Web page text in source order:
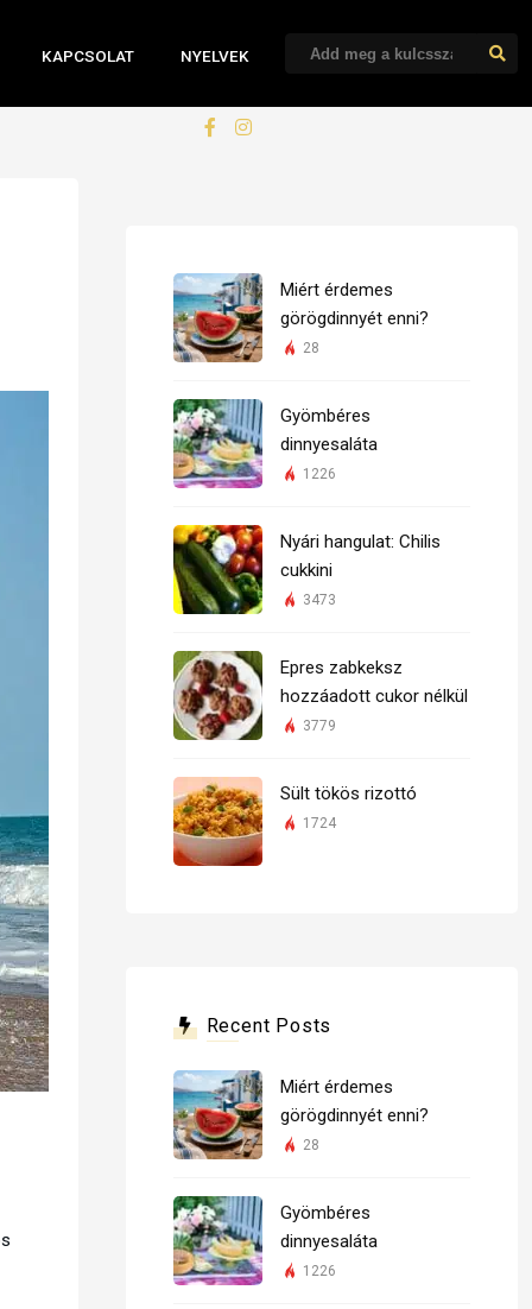
KAPCSOLAT NYELVEK
Miért érdemes
görögdinnyét enni?
28
Gyömbéres
dinnyesaláta
1226
Nyári hangulat: Chilis
cukkini
3473
Epres zabkeksz
hozzáadott cukor nélkül
3779
Sült tökös rizottó
1724
Recent Posts
Miért érdemes
görögdinnyét enni?
28
Gyömbéres
dinnyesaláta
1226